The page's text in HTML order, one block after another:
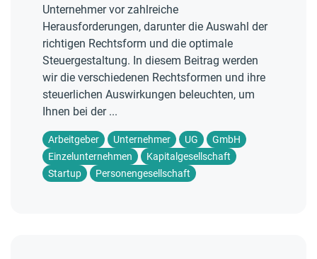
Unternehmer vor zahlreiche
Herausforderungen, darunter die Auswahl der
richtigen Rechtsform und die optimale
Steuergestaltung. In diesem Beitrag werden
wir die verschiedenen Rechtsformen und ihre
steuerlichen Auswirkungen beleuchten, um
Ihnen bei der ...
Arbeitgeber Unternehmer UG
GmbH
Einzelunternehmen
Kapitalgesellschaft
Startup
Personengesellschaft